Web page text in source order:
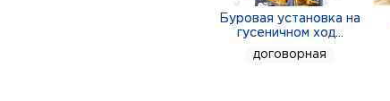
Буровая установка на
гусеничном ход
договорная